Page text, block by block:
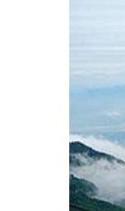
linh,
lịch